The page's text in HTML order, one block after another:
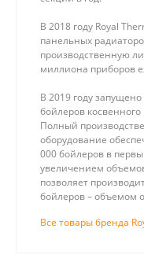
В 2018 году Royal
панельных
производственную
миллиона приборов
В 2019 году
бойлеров
Полный
оборудование
000 бойлеров в
увеличением
позволяет
бойлеров – объемом
Все товары бренда